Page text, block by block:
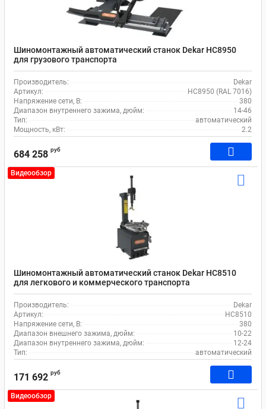
Шиномонтажный автоматический станок Dekar HC8950
для грузового транспорта
Производитель:
Dekar
Артикул:
HC8950 (RAL 7016)
Напряжение сети, В:
380
Диапазон внутреннего зажима, дюйм:
14-46
Тип:
автоматический
Мощность, кВт:
2.2
684 258 руб
Видеообзор
Шиномонтажный автоматический станок Dekar HC8510
для легкового и коммерческого транспорта
Производитель:
Dekar
Артикул:
HC8510
Напряжение сети, В:
380
Диапазон внешнего зажима, дюйм:
10-22
Диапазон внутреннего зажима, дюйм:
12-24
Тип:
автоматический
171 692 руб
Видеообзор